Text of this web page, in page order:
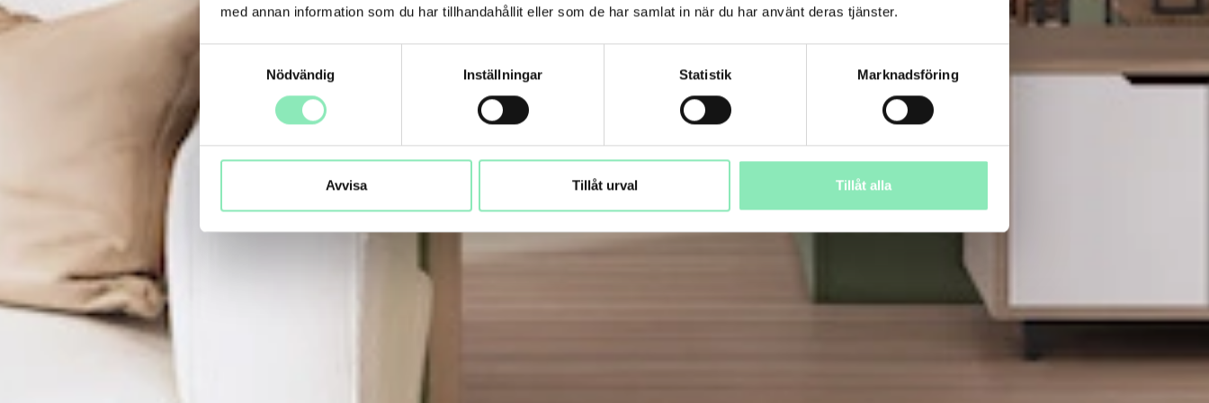
med annan information som du har tillhandahållit eller som de har samlat in när du har använt deras tjänster.
Nödvändig
Inställningar Statistik Marknadsföring
Avvisa Tillåt urval Tillåt alla